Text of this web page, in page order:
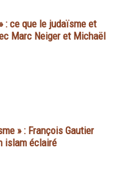
: ce que le judaïsme et
Marc Neiger et Michaël
» : François Gautier
islam éclairé